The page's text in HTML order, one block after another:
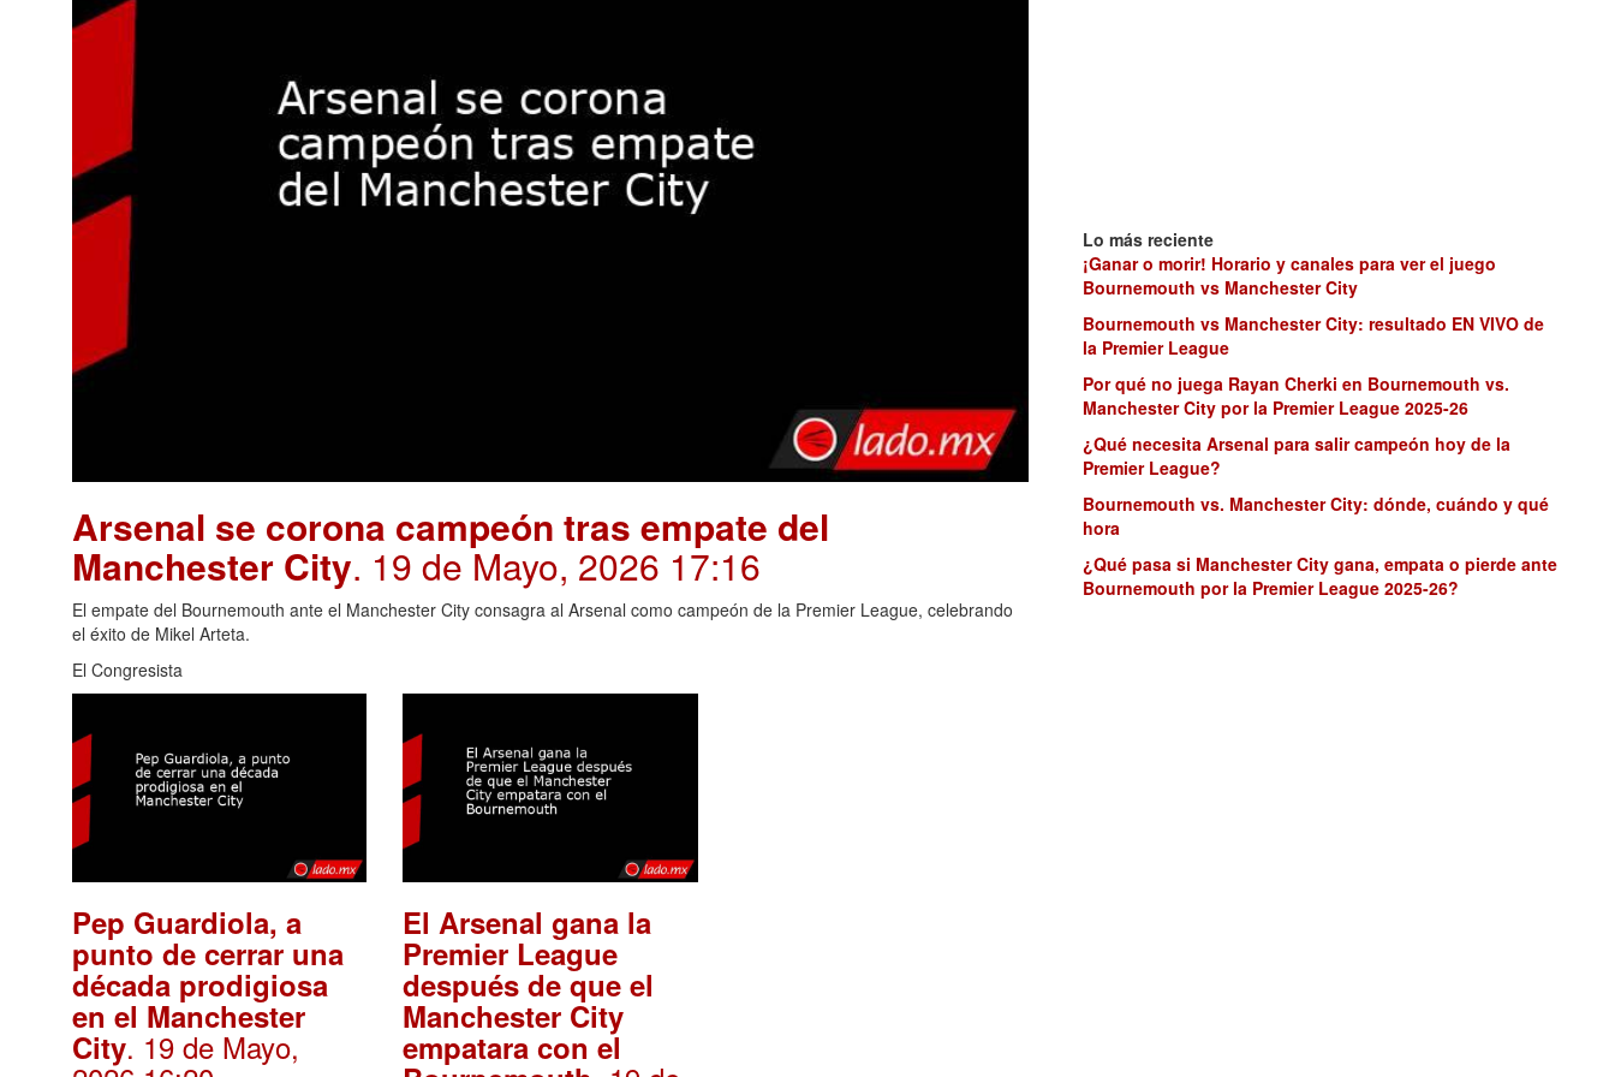
Arsenal se corona campeón tras empate del
Manchester City. 19 de Mayo, 2026 17:16
El empate del Bournemouth ante el Manchester City consagra al Arsenal como campeón de la Premier League, celebrando
el éxito de Mikel Arteta.
El Congresista
Pep Guardiola, a
punto de cerrar una
década prodigiosa
en el Manchester
City. 19 de Mayo,
El Arsenal gana la
Premier League
después de que el
Manchester City
empatara con el
Lo más reciente
¡Ganar o morir! Horario y canales para ver el juego
Bournemouth vs Manchester City
Bournemouth vs Manchester City: resultado EN VIVO de
la Premier League
Por qué no juega Rayan Cherki en Bournemouth vs.
Manchester City por la Premier League 2025-26
¿Qué necesita Arsenal para salir campeón hoy de la
Premier League?
Bournemouth vs. Manchester City: dónde, cuándo y qué
hora
¿Qué pasa si Manchester City gana, empata o pierde ante
Bournemouth por la Premier League 2025-26?